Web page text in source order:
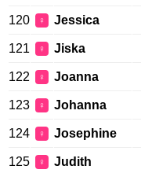
120 ♀ Jessica
121 ♀ Jiska
122 ♀ Joanna
123 ♀ Johanna
124 ♀ Josephine
125 ♀ Judith